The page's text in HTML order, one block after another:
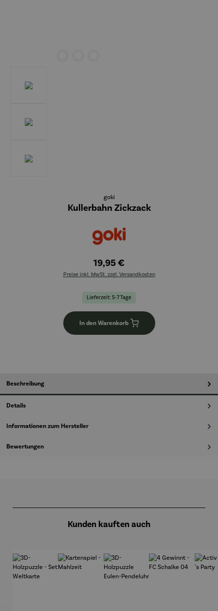
goki
Kullerbahn Zickzack
19,95 €
Preise inkl. MwSt. zzgl. Versandkosten
Lieferzeit: 5-7 Tage
In den Warenkorb
Beschreibung
Details
Informationen zum Hersteller
Bewertungen
Kunden kauften auch